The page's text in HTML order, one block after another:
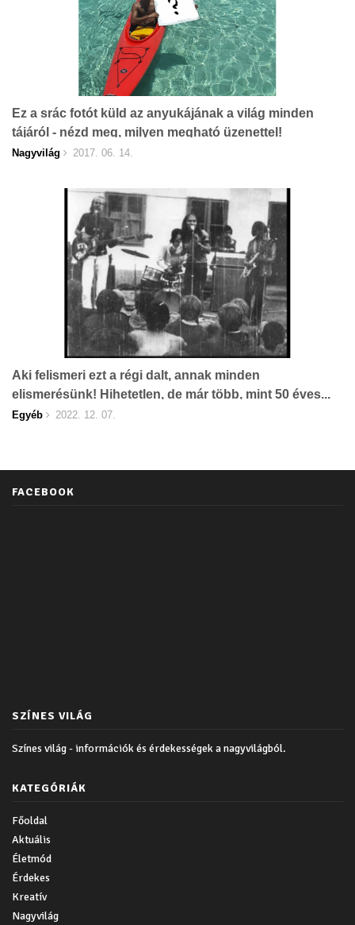
Ez a srác fotót küld az anyukájának a világ minden
tájáról - nézd meg, milyen megható üzenettel!
Nagyvilág 2017. 06. 14.
Aki felismeri ezt a régi dalt, annak minden
elismerésünk! Hihetetlen, de már több, mint 50 éves...
Egyéb 2022. 12. 07.
FACEBOOK
SZÍNES VILÁG
Színes világ - információk és érdekességek a nagyvilágból.
KATEGÓRIÁK
Főoldal
Aktuális
Életmód
Érdekes
Kreatív
Nagyvilág